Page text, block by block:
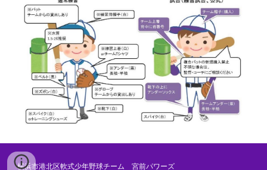
横浜市港北区軟式少年野球チーム 宮前パワーズ